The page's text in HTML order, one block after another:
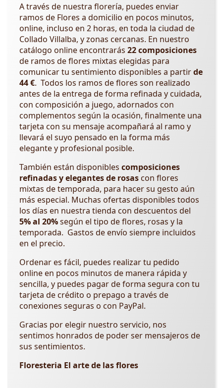
A través de nuestra florería, puedes enviar
ramos de Flores a domicilio en pocos minutos,
online, incluso en 2 horas, en toda la ciudad de
Collado Villalba, y zonas cercanas. En nuestro
catálogo online encontrarás 22 composiciones
de ramos de flores mixtas elegidas para
comunicar tu sentimiento disponibles a partirde
44 €. Todos los ramos de flores son realizado
antes de la entrega de forma refinada y cuidada,
con composición a juego, adornados con
complementos según la ocasión, finalmente una
tarjeta con su mensaje acompañará al ramo y
llevará el suyo pensado en la forma más
elegante y profesional posible.
También están disponibles composiciones
refinadas y elegantes de rosas con flores
mixtas de temporada, para hacer su gesto aún
más especial. Muchas ofertas disponibles todos
los días en nuestra tienda con descuentos del
5% al ​​20%según el tipo de flores, rosas y la
temporada. Gastos de envío siempre incluidos
en el precio.
Ordenar es fácil, puedes realizar tu pedido
online en pocos minutos de manera rápida y
sencilla, y puedes pagar de forma segura con tu
tarjeta de crédito o prepago a través de
conexiones seguras o con PayPal.
Gracias por elegir nuestro servicio, nos
sentimos honrados de poder ser mensajeros de
sus sentimientos.
Floresteria El arte de las flores